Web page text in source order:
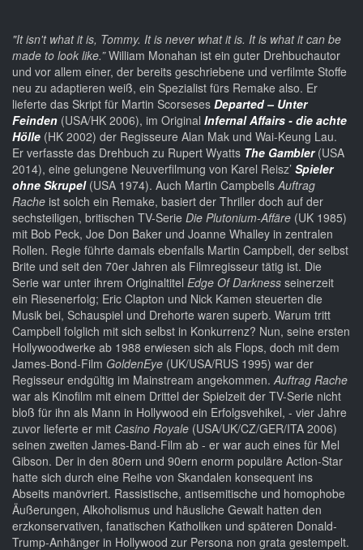
"It isn't what it is, Tommy. It is never what it is. It is what it can be
made to look like.”William Monahan ist ein guter Drehbuchautor
und vor allem einer, der bereits geschriebene und verfilmte Stoffe
neu zu adaptieren weiß, ein Spezialist fürs Remake also. Er
lieferte das Skript für Martin Scorseses Departed – Unter
Feinden (USA/HK 2006), im Original Infernal Affairs - die achte
Hölle (HK 2002) der Regisseure Alan Mak und Wai-Keung Lau.
Er verfasste das Drehbuch zu Rupert Wyatts The Gambler(USA
2014), eine gelungene Neuverfilmung von Karel Reisz’ Spieler
ohne Skrupel(USA 1974). Auch Martin CampbellsAuftrag
Rache ist solch ein Remake, basiert der Thriller doch auf der
sechsteiligen, britischen TV-Serie Die Plutonium-Affäre (UK 1985)
mit Bob Peck, Joe Don Baker und Joanne Whalley in zentralen
Rollen. Regie führte damals ebenfalls Martin Campbell, der selbst
Brite und seit den 70er Jahren als Filmregisseur tätig ist. Die
Serie war unter ihrem Originaltitel Edge Of Darkness seinerzeit
ein Riesenerfolg; Eric Clapton und Nick Kamen steuerten die
Musik bei, Schauspiel und Drehorte waren superb. Warum tritt
Campbell folglich mit sich selbst in Konkurrenz? Nun, seine ersten
Hollywoodwerke ab 1988 erwiesen sich als Flops, doch mit dem
James-Bond-Film GoldenEye (UK/USA/RUS 1995) war der
Regisseur endgültig im Mainstream angekommen.Auftrag Rache
war als Kinofilm mit einem Drittel der Spielzeit der TV-Serie nicht
bloß für ihn als Mann in Hollywood ein Erfolgsvehikel, - vier Jahre
zuvor lieferte er mit Casino Royale (USA/UK/CZ/GER/ITA 2006)
seinen zweiten James-Band-Film ab - er war auch eines für Mel
Gibson. Der in den 80ern und 90ern enorm populäre Action-Star
hatte sich durch eine Reihe von Skandalen konsequent ins
Abseits manövriert. Rassistische, antisemitische und homophobe
Äußerungen, Alkoholismus und häusliche Gewalt hatten den
erzkonservativen, fanatischen Katholiken und späteren Donald-
Trump-Anhänger in Hollywood zur Persona non grata gestempelt.